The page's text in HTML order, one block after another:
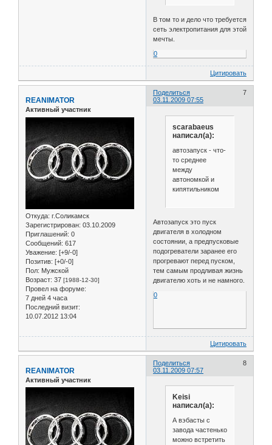
В том то и дело что требуется
сеть электропитания для этой
мечты.
0
Цитировать
Поделиться
7
03.11.2009 07:55
REANIMATOR
Активный участник
Откуда: г.Соликамск
Зарегистрирован: 03.10.2009
Приглашений: 0
Сообщений: 617
Уважение: [+9/-0]
Позитив: [+0/-0]
Пол: Мужской
Возраст: 37 [1988-12-30]
Провел на форуме:
7 дней 4 часа
Последний визит:
10.07.2012 13:04
scarabaeus
написал(а):
автозапуск - что-
то среднее
между
автономкой и
кипятильником
Автозапуск это пуск
двигателя в холодном
состоянии, а предпусковые
подогреватели заранее его
прогревают перед пуском,
тем самым продливая жизнь
двигателю хоть и не намного.
0
Цитировать
Поделиться
8
03.11.2009 07:57
REANIMATOR
Активный участник
Keisi
написал(а):
А вэбасты с
завода частенько
можно встретить